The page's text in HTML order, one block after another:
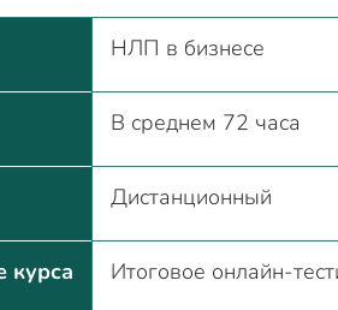
НЛП в бизнесе
В среднем 72 часа
Дистанционный
курса Итоговое онлайн-